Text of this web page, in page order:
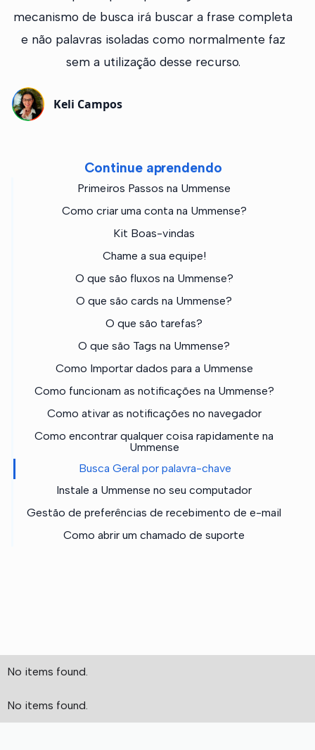
Continue aprendendo
Primeiros Passos na Ummense
Como criar uma conta na Ummense?
Kit Boas-vindas
Chame a sua equipe!
O que são fluxos na Ummense?
O que são cards na Ummense?
O que são tarefas?
O que são Tags na Ummense?
Como Importar dados para a Ummense
Como funcionam as notificações na Ummense?
Como ativar as notificações no navegador
Como encontrar qualquer coisa rapidamente na
Ummense
Busca Geral por palavra-chave
Instale a Ummense no seu computador
Gestão de preferências de recebimento de e-mail
Como abrir um chamado de suporte
mecanismo de busca irá buscar a frase completa
e não palavras isoladas como normalmente faz
sem a utilização desse recurso.
Keli Campos
No items found.
No items found.